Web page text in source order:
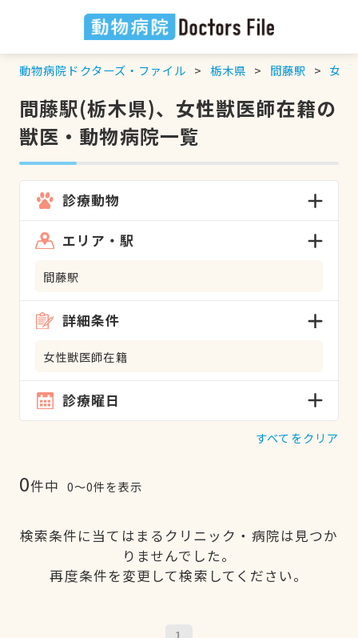
動物病院ドクターズ・ファイル 栃木県 間藤駅 女性
間藤駅(栃木県)、女性獣医師在籍の
獣医・動物病院一覧
診療動物
エリア・駅
間藤駅
詳細条件
女性獣医師在籍
診療曜日
すべてをクリア
0件中 0〜0件を表示
検索条件に当てはまるクリニック・病院は見つか
りませんでした。
再度条件を変更して検索してください。
1